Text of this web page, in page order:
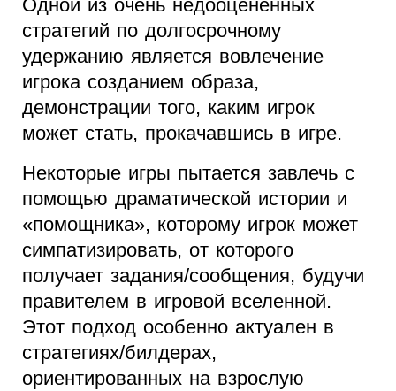
Одной из очень недооцененных
стратегий по долгосрочному
удержанию является вовлечение
игрока созданием образа,
демонстрации того, каким игрок
может стать, прокачавшись в игре.
Некоторые игры пытается завлечь с
помощью драматической истории и
«помощника», которому игрок может
симпатизировать, от которого
получает задания/сообщения, будучи
правителем в игровой вселенной.
Этот подход особенно актуален в
стратегиях/билдерах,
ориентированных на взрослую